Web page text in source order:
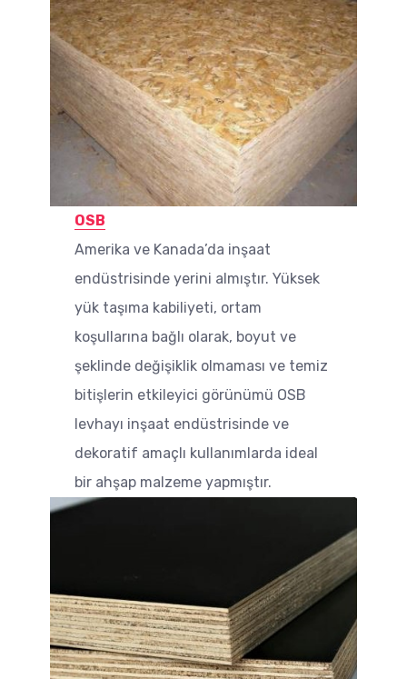
OSB
Amerika ve Kanada’da inşaat
endüstrisinde yerini almıştır. Yüksek
yük taşıma kabiliyeti, ortam
koşullarına bağlı olarak, boyut ve
şeklinde değişiklik olmaması ve temiz
bitişlerin etkileyici görünümü OSB
levhayı inşaat endüstrisinde ve
dekoratif amaçlı kullanımlarda ideal
bir ahşap malzeme yapmıştır.